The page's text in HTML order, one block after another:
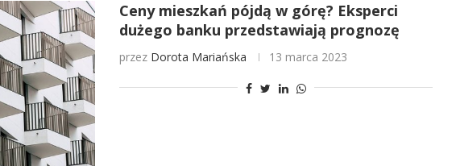
Ceny mieszkań pójdą w górę? Eksperci
dużego banku przedstawiają prognozę
przez Dorota Mariańska 13 marca 2023